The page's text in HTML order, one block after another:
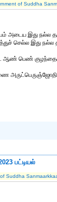
of Suddha
அடைய இது நல்ல
செல்ல இது
ஆண் பெண்
அருட்பெருஞ்ஜோதி
பட்டியல்
Suddha